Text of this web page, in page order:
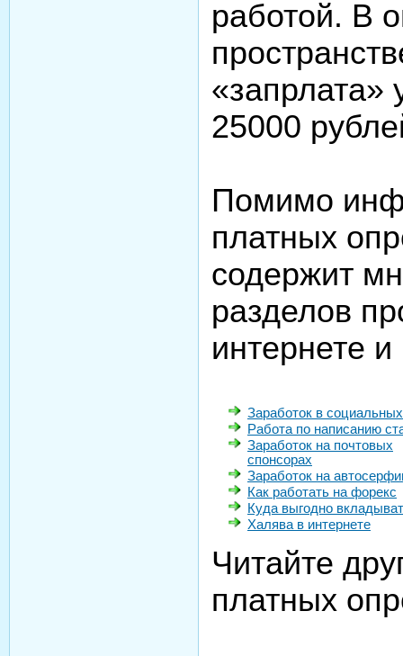
работой. В
«запрлата»
25000
Помимо
платных
содержит
разделов
интернете
Заработок в
Работа по написанию
Заработок на почтовых
спонсорах
Заработок на
Как работать на форекс
Куда выгодно
Халява в интернете
Читайте
платных